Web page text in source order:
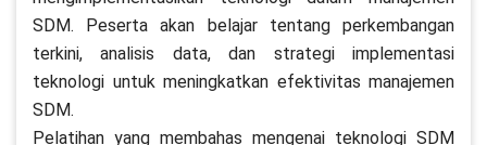
SDM. Peserta akan belajar tentang perkembangan
terkini, analisis data, dan strategi implementasi
teknologi untuk meningkatkan efektivitas manajemen
SDM.
Pelatihan yang membahas mengenai teknologi SDM